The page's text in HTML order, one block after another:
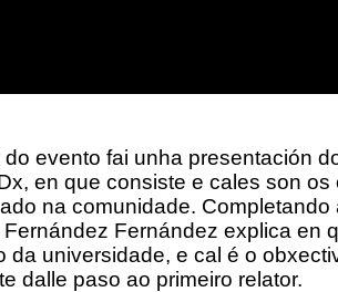
evento fai unha presentación
en que consiste e cales son
na comunidade. Completando
Fernández explica en
da universidade, e cal é o
dalle paso ao primeiro relator.